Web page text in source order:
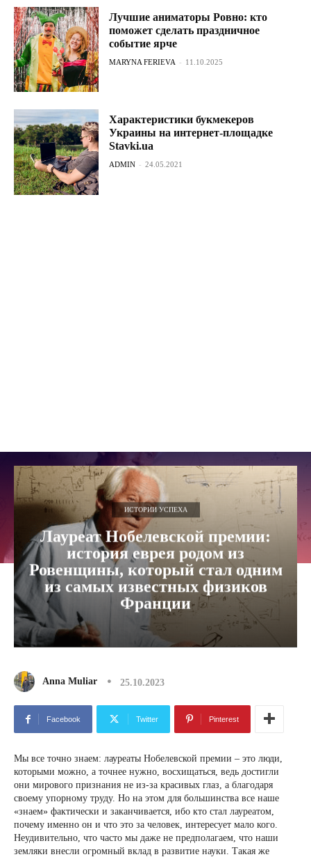
Лучшие аниматоры Ровно: кто
поможет сделать праздничное
событие ярче
MARYNA FERIEVA - 11.10.2025
Характеристики букмекеров
Украины на интернет-площадке
Stavki.ua
ADMIN - 24.05.2021